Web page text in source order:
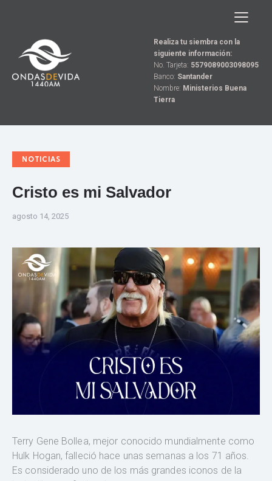
Realiza tu siembra con la
siguiente información:
No. Tarjeta: 5579089003098095
Banco: Santander
Nombre: Ministerios Buena
Tierra
NOTICIAS
Cristo es mi Salvador
agosto 14, 2025
Terry Gene Bollea, mejor conocido mundialmente como
Hulk Hogan, falleció hace unas semanas a los 71 años.
Es considerado uno de los más grandes iconos de la